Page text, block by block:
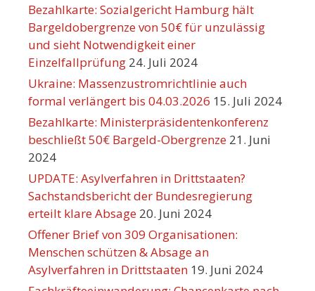
Bezahlkarte: Sozialgericht Hamburg hält
Bargeldobergrenze von 50€ für unzulässig
und sieht Notwendigkeit einer
Einzelfallprüfung 24. Juli 2024
Ukraine: Massenzustromrichtlinie auch
formal verlängert bis 04.03.2026 15. Juli 2024
Bezahlkarte: Ministerpräsidentenkonferenz
beschließt 50€ Bargeld-Obergrenze 21. Juni
2024
UPDATE: Asylverfahren in Drittstaaten?
Sachstandsbericht der Bundesregierung
erteilt klare Absage 20. Juni 2024
Offener Brief von 309 Organisationen:
Menschen schützen & Absage an
Asylverfahren in Drittstaaten 19. Juni 2024